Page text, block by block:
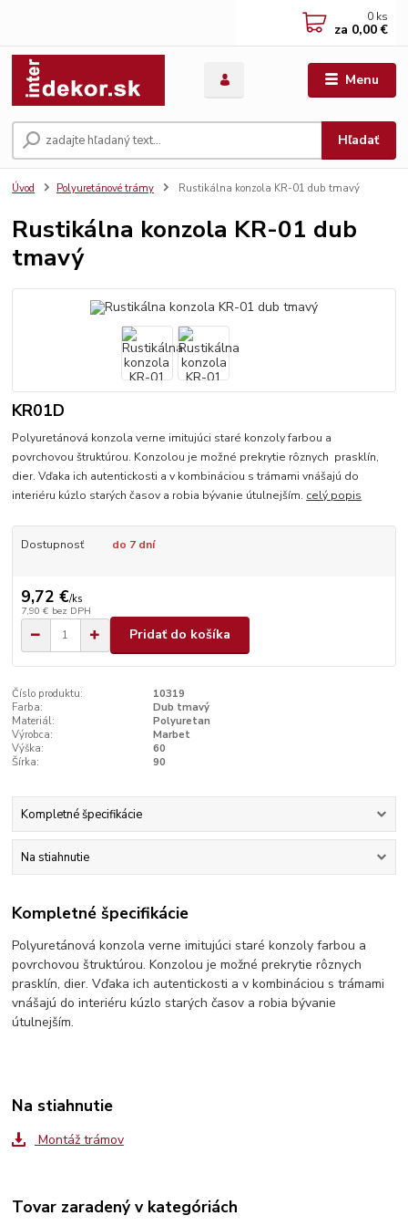
Menu
Hľadať
0 ks
za 0,00 €
Úvod Polyuretánové trámy Rustikálna konzola KR-01 dub tmavý
Rustikálna konzola KR-01 dub
tmavý
KR01D
Polyuretánová konzola verne imitujúci staré konzoly farbou a
povrchovou štruktúrou. Konzolou je možné prekrytie rôznych prasklín,
dier. Vďaka ich autentickosti a v kombináciou s trámami vnášajú do
interiéru kúzlo starých časov a robia bývanie útulnejším. celý popis
Dostupnosť do 7 dní
9,72 €/ks
7,90 € bez DPH
Pridať do košíka
Číslo produktu:
10319
Farba:
Dub tmavý
Materiál:
Polyuretan
Výrobca:
Marbet
Výška:
60
Šírka:
90
Kompletné špecifikácie
Na stiahnutie
Kompletné špecifikácie
Polyuretánová konzola verne imitujúci staré konzoly farbou a
povrchovou štruktúrou. Konzolou je možné prekrytie rôznych
prasklín, dier. Vďaka ich autentickosti a v kombináciou s trámami
vnášajú do interiéru kúzlo starých časov a robia bývanie
útulnejším.
Na stiahnutie
Montáž trámov
Tovar zaradený v kategóriách